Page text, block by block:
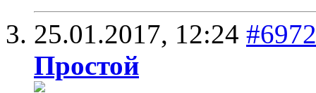
25.01.2017, 12:24 #6972
Простой